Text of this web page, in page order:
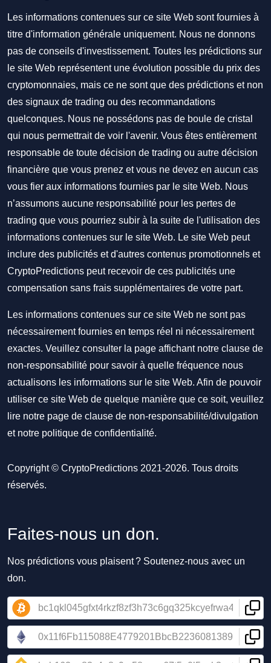
Les informations contenues sur ce site Web sont fournies à
titre d'information générale uniquement. Nous ne donnons
pas de conseils d'investissement. Toutes les prédictions sur
le site Web représentent une évolution possible du prix des
cryptomonnaies, mais ce ne sont que des prédictions et non
des signaux de trading ou des recommandations
quelconques. Nous ne possédons pas de boule de cristal
qui nous permettrait de voir l'avenir. Vous êtes entièrement
responsable de toute décision de trading ou autre décision
financière que vous prenez et vous ne devez en aucun cas
vous fier aux informations fournies par le site Web. Nous
n’assumons aucune responsabilité pour les pertes de
trading que vous pourriez subir à la suite de l'utilisation des
informations contenues sur le site Web. Le site Web peut
inclure des publicités et d'autres contenus promotionnels et
CryptoPredictions peut recevoir de ces publicités une
compensation sans frais supplémentaires de votre part.
Les informations contenues sur ce site Web ne sont pas
nécessairement fournies en temps réel ni nécessairement
exactes. Veuillez consulter la page affichant notre clause de
non-responsabilité pour savoir à quelle fréquence nous
actualisons les informations sur le site Web. Afin de pouvoir
utiliser ce site Web de quelque manière que ce soit, veuillez
lire notre page de clause de non-responsabilité/divulgation
et notre politique de confidentialité.
Copyright © CryptoPredictions 2021-2026. Tous droits
réservés.
Faites-nous un don.
Nos prédictions vous plaisent ? Soutenez-nous avec un
don.